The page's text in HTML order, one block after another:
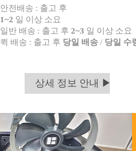
안전배송 : 출고 후
1~2 일 이상 소요
일반 배송 : 출고 후 2~3 일 이상 소요
퀵 배송 : 출고 후 당일 배송 / 당일 수
상세 정보 안내 ▶